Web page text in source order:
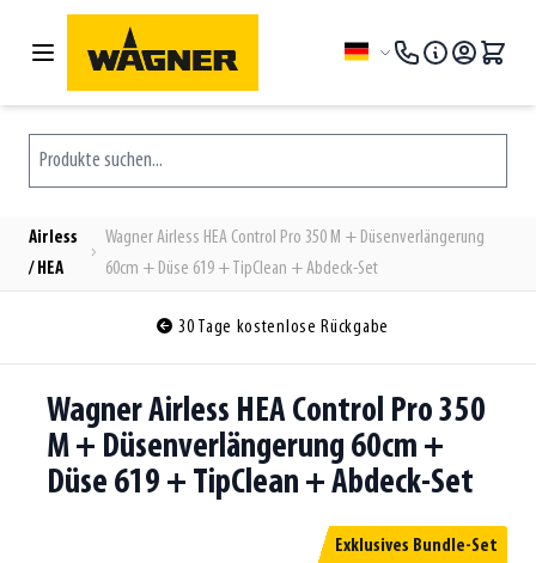
Zum Inhalt springen
Sprache
Produkte suchen...
Airless
/ HEA
Wagner Airless HEA Control Pro 350 M + Düsenverlängerung
60cm + Düse 619 + TipClean + Abdeck-Set
30 Tage kostenlose Rückgabe
Wagner Airless HEA Control Pro 350
M + Düsenverlängerung 60cm +
Düse 619 + TipClean + Abdeck-Set
Exklusives Bundle-Set